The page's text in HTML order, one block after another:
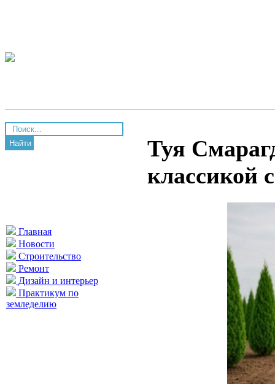
Найти
Главная
Новости
Строительство
Ремонт
Дизайн и интерьер
Практикум по
земледелию
Туя
классикой